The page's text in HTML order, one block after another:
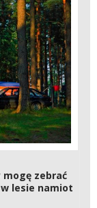
mogę zebrać
lesie namiot